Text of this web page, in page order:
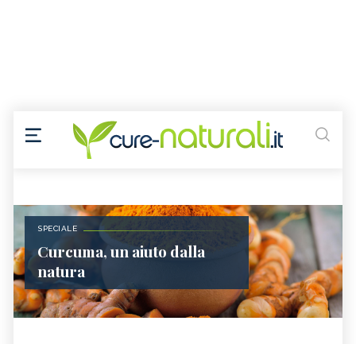
SPECIALE
Curcuma, un aiuto dalla
natura